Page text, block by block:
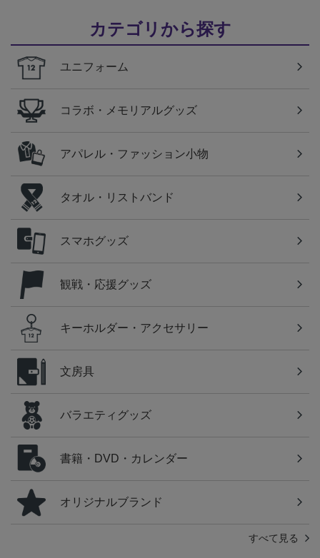
カテゴリから探す
ユニフォーム
コラボ・メモリアルグッズ
アパレル・ファッション小物
タオル・リストバンド
スマホグッズ
観戦・応援グッズ
キーホルダー・アクセサリー
文房具
バラエティグッズ
書籍・DVD・カレンダー
オリジナルブランド
すべて見る